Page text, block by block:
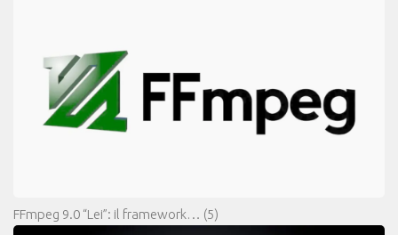
FFmpeg 9.0 “Lei”: il framework… (5)